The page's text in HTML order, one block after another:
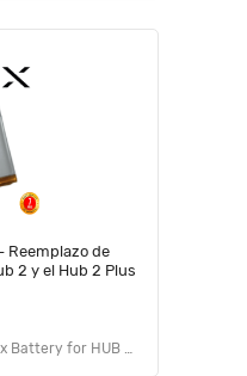
Reemplazo de
2 y el Hub 2 Plus
AJAX / AJX2360001 / Ajax Battery for HUB 2 plus